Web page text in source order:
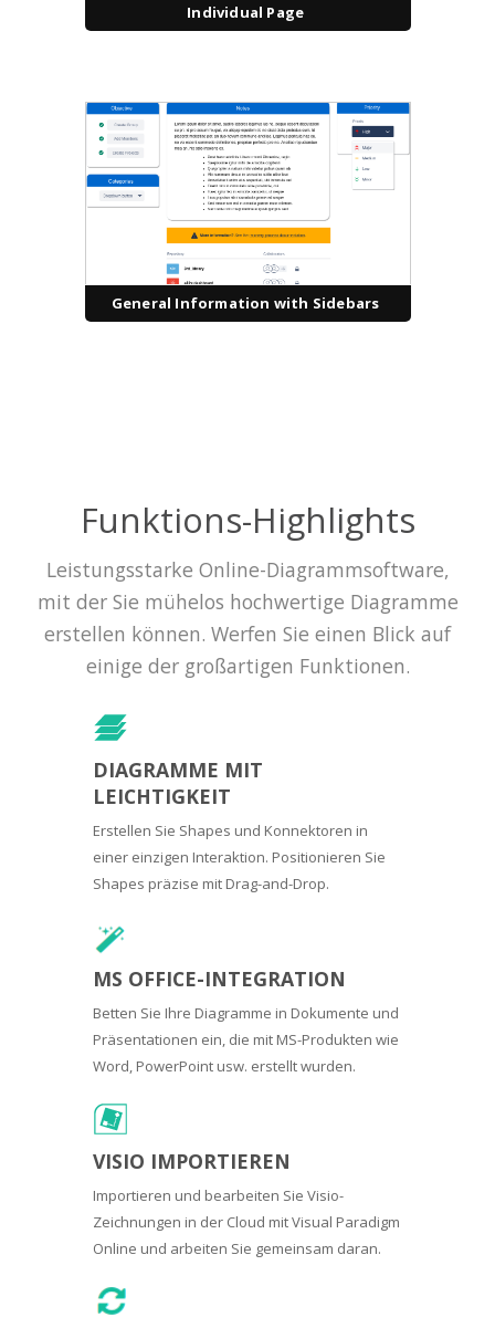
Individual Page
General Information with Sidebars
Funktions-Highlights
Leistungsstarke Online-Diagrammsoftware,
mit der Sie mühelos hochwertige Diagramme
erstellen können. Werfen Sie einen Blick auf
einige der großartigen Funktionen.
DIAGRAMME MIT
LEICHTIGKEIT
Erstellen Sie Shapes und Konnektoren in
einer einzigen Interaktion. Positionieren Sie
Shapes präzise mit Drag-and-Drop.
MS OFFICE-INTEGRATION
Betten Sie Ihre Diagramme in Dokumente und
Präsentationen ein, die mit MS-Produkten wie
Word, PowerPoint usw. erstellt wurden.
VISIO IMPORTIEREN
Importieren und bearbeiten Sie Visio-
Zeichnungen in der Cloud mit Visual Paradigm
Online und arbeiten Sie gemeinsam daran.